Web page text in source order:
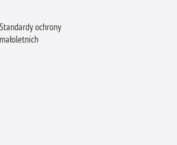
Standardy ochrony
małoletnich